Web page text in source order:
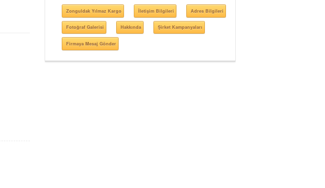
Zonguldak Yılmaz Kargo İletişim Bilgileri Adres Bilgileri
Fotoğraf Galerisi Hakkında Şirket Kampanyaları
Firmaya Mesaj Gönder